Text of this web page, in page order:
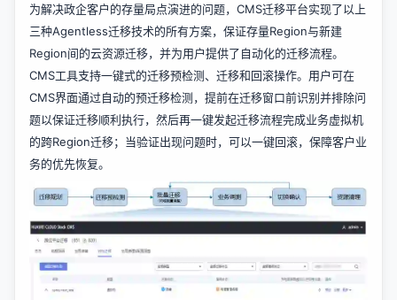
为解决政企客户的存量局点演进的问题，CMS迁移平台实现了以上
三种Agentless迁移技术的所有方案，保证存量Region与新建
Region间的云资源迁移，并为用户提供了自动化的迁移流程。
CMS工具支持一键式的迁移预检测、迁移和回滚操作。用户可在
CMS界面通过自动的预迁移检测，提前在迁移窗口前识别并排除问
题以保证迁移顺利执行，然后再一键发起迁移流程完成业务虚拟机
的跨Region迁移；当验证出现问题时，可以一键回滚，保障客户业
务的优先恢复。